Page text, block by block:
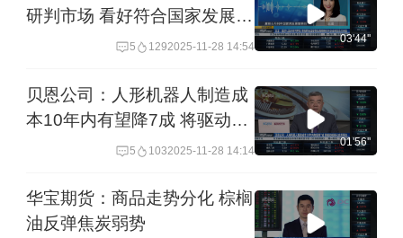
研判市场 看好符合国家发展战
略的科创企业和优质红利股
5 1292025-11-28 14:54
03'44''
贝恩公司：人形机器人制造成
本10年内有望降7成 将驱动规
模化应用落地5 1032025-11-28 14:14
01'56''
华宝期货：商品走势分化 棕榈
油反弹焦炭弱势